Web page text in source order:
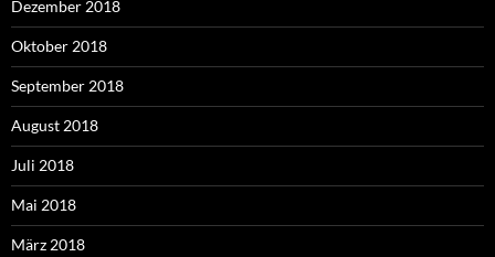
Dezember 2018
Oktober 2018
September 2018
August 2018
Juli 2018
Mai 2018
März 2018